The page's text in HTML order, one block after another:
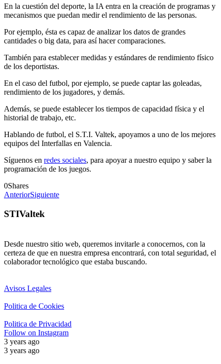
En la cuestión del deporte, la IA entra en la creación de programas y
mecanismos que puedan medir el rendimiento de las personas.
Por ejemplo, ésta es capaz de analizar los datos de grandes
cantidades o big data, para así hacer comparaciones.
También para establecer medidas y estándares de rendimiento físico
de los deportistas.
En el caso del futbol, por ejemplo, se puede captar las goleadas,
rendimiento de los jugadores, y demás.
Además, se puede establecer los tiempos de capacidad física y el
historial de trabajo, etc.
Hablando de futbol, el S.T.I. Valtek, apoyamos a uno de los mejores
equipos del Interfallas en Valencia.
Síguenos en redes sociales, para apoyar a nuestro equipo y saber la
programación de los juegos.
0Shares
AnteriorSiguiente
STIValtek
Desde nuestro sitio web, queremos invitarle a conocernos, con la
certeza de que en nuestra empresa encontrará, con total seguridad, el
colaborador tecnológico que estaba buscando.
Avisos Legales
Politica de Cookies
Politica de Privacidad
Follow on Instagram
3 years ago
3 years ago